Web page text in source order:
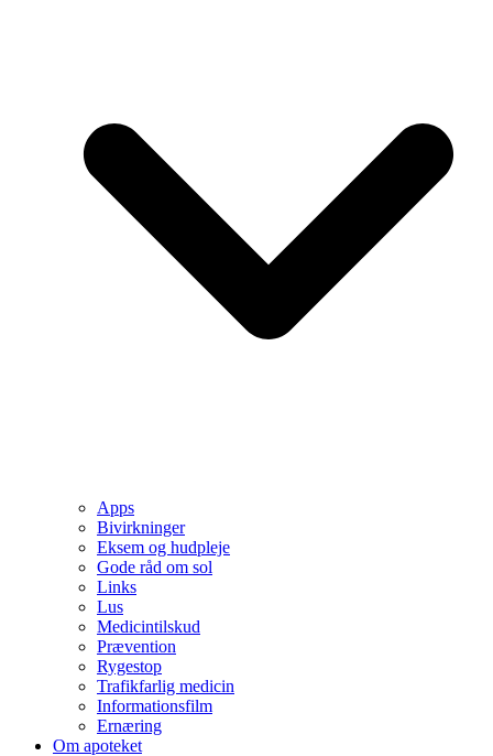
Apps
Bivirkninger
Eksem og hudpleje
Gode råd om sol
Links
Lus
Medicintilskud
Prævention
Rygestop
Trafikfarlig medicin
Informationsfilm
Ernæring
Om apoteket